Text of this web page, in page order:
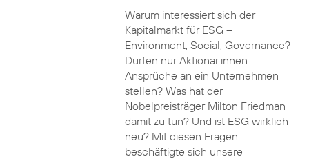
Warum interessiert sich der
Kapitalmarkt für ESG –
Environment, Social, Governance?
Dürfen nur Aktionär:innen
Ansprüche an ein Unternehmen
stellen? Was hat der
Nobelpreisträger Milton Friedman
damit zu tun? Und ist ESG wirklich
neu? Mit diesen Fragen
beschäftigte sich unsere